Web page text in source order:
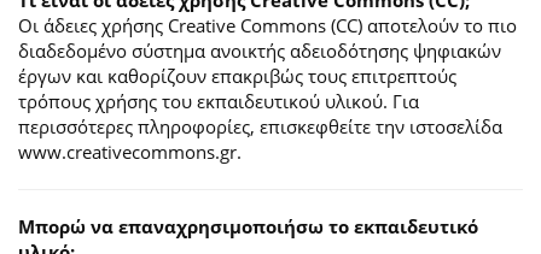
Οι άδειες χρήσης Creative Commons (CC) αποτελούν το πιο
διαδεδομένο σύστημα ανοικτής αδειοδότησης ψηφιακών
έργων και καθορίζουν επακριβώς τους επιτρεπτούς
τρόπους χρήσης του εκπαιδευτικού υλικού. Για
περισσότερες πληροφορίες, επισκεφθείτε την ιστοσελίδα
www.creativecommons.gr.
Mπορώ να επαναχρησιμοποιήσω το εκπαιδευτικό